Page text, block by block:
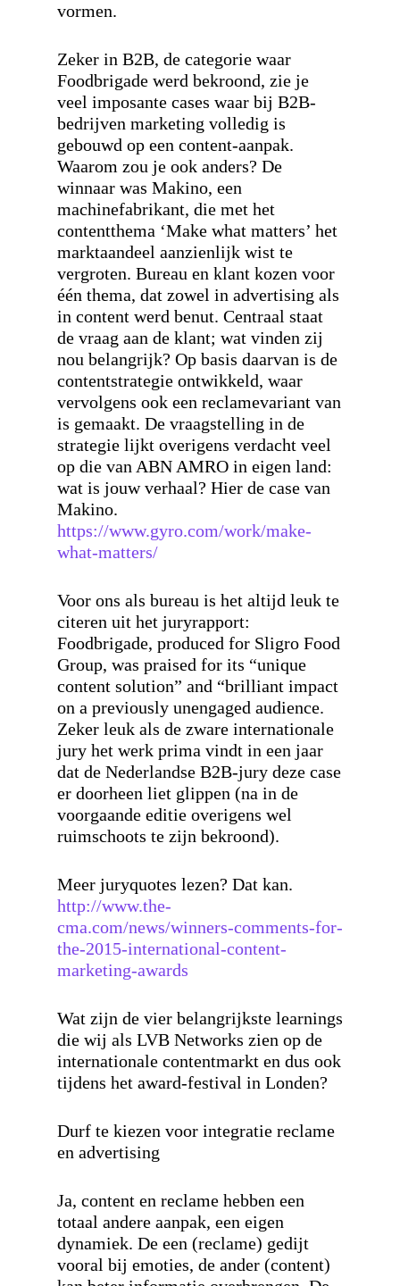
vormen.
Zeker in B2B, de categorie waar
Foodbrigade werd bekroond, zie je
veel imposante cases waar bij B2B-
bedrijven marketing volledig is
gebouwd op een content-aanpak.
Waarom zou je ook anders? De
winnaar was Makino, een
machinefabrikant, die met het
contentthema ‘Make what matters’ het
marktaandeel aanzienlijk wist te
vergroten. Bureau en klant kozen voor
één thema, dat zowel in advertising als
in content werd benut. Centraal staat
de vraag aan de klant; wat vinden zij
nou belangrijk? Op basis daarvan is de
contentstrategie ontwikkeld, waar
vervolgens ook een reclamevariant van
is gemaakt. De vraagstelling in de
strategie lijkt overigens verdacht veel
op die van ABN AMRO in eigen land:
wat is jouw verhaal? Hier de case van
Makino.
https://www.gyro.com/work/make-
what-matters/
Voor ons als bureau is het altijd leuk te
citeren uit het juryrapport:
Foodbrigade, produced for Sligro Food
Group, was praised for its “unique
content solution” and “brilliant impact
on a previously unengaged audience.
Zeker leuk als de zware internationale
jury het werk prima vindt in een jaar
dat de Nederlandse B2B-jury deze case
er doorheen liet glippen (na in de
voorgaande editie overigens wel
ruimschoots te zijn bekroond).
Meer juryquotes lezen? Dat kan.
http://www.the-
cma.com/news/winners-comments-for-
the-2015-international-content-
marketing-awards
Wat zijn de vier belangrijkste learnings
die wij als LVB Networks zien op de
internationale contentmarkt en dus ook
tijdens het award-festival in Londen?
Durf te kiezen voor integratie reclame
en advertising
Ja, content en reclame hebben een
totaal andere aanpak, een eigen
dynamiek. De een (reclame) gedijt
vooral bij emoties, de ander (content)